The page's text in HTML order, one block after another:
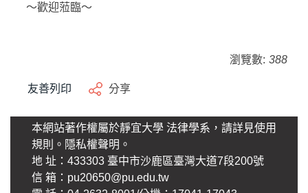
～歡迎蒞臨～
瀏覽數: 388
友善列印 分享
本網站著作權屬於靜宜大學 法律學系，請詳見使用
規則。 隱私權聲明 。
地 址：433303 臺中市沙鹿區臺灣大道7段200號
信 箱：pu20650@pu.edu.tw